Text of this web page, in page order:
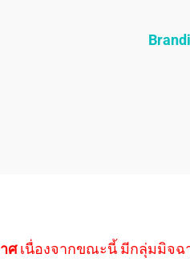
ศเนื่องจากขณะนี้ มีกลุ่มมิจฉ